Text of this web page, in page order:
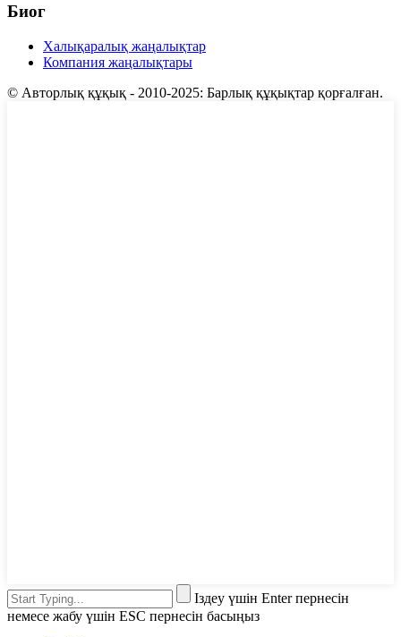
Биог
Халықаралық жаңалықтар
Компания жаңалықтары
© Авторлық құқық - 2010-2025: Барлық құқықтар қорғалған.
Іздеу үшін Enter пернесін
немесе жабу үшін ESC пернесін басыңыз